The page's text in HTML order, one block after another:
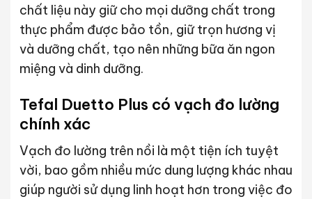
chất liệu này giữ cho mọi dưỡng chất trong
thực phẩm được bảo tồn, giữ trọn hương vị
và dưỡng chất, tạo nên những bữa ăn ngon
miệng và dinh dưỡng.
Tefal Duetto Plus có vạch đo lường
chính xác
Vạch đo lường trên nồi là một tiện ích tuyệt
vời, bao gồm nhiều mức dung lượng khác nhau
giúp người sử dụng linh hoạt hơn trong việc đo